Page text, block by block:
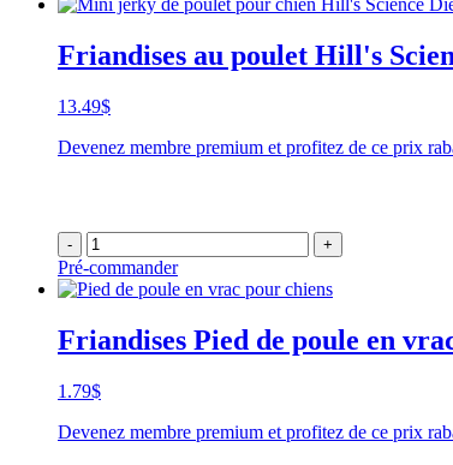
Friandises au poulet Hill's
13.49$
Devenez membre premium et profitez de ce prix
- +
Pré-commander
Friandises Pied de poule en
1.79$
Devenez membre premium et profitez de ce prix